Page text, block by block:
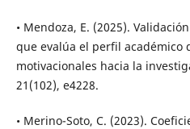
• Mendoza, E. (2025).
que evalúa el perfil académico
motivacionales hacia la
21(102), e4228.
• Merino-Soto, C. (2023).